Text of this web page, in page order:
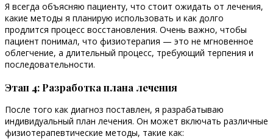
Я всегда объясняю пациенту, что стоит ожидать от лечения,
какие методы я планирую использовать и как долго
продлится процесс восстановления. Очень важно, чтобы
пациент понимал, что физиотерапия — это не мгновенное
облегчение, а длительный процесс, требующий терпения и
последовательности.
Этап 4: Разработка плана лечения
После того как диагноз поставлен, я разрабатываю
индивидуальный план лечения. Он может включать различные
физиотерапевтические методы, такие как: